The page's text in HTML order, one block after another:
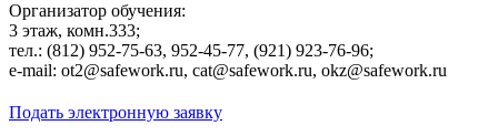
Организатор обучения:
3 этаж, комн.333;
тел.: (812) 952-75-63, 952-45-77, (921) 923-76-96;
е-mаil: ot2@safework.ru, cat@safework.ru, okz@safework.ru
Подать электронную заявку